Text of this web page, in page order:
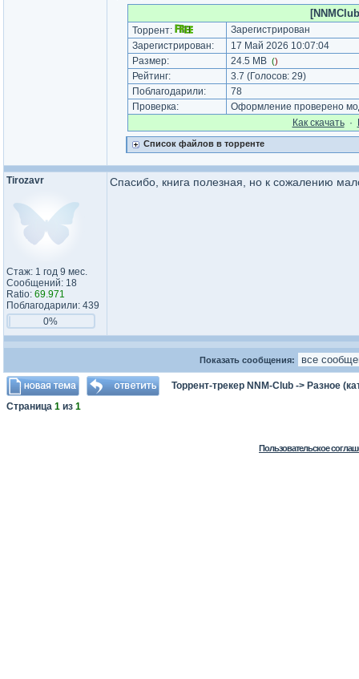
Торрент:
Зарегистрирован
Зарегистрирован:
17 Май 2026 10:07:04
Размер:
24.5 MB ()
Рейтинг: 3.7 (Голосов: 29)
Поблагодарили:
78
Проверка:
Оформление проверено
Как cкачать·
Список файлов в торренте
Tirozavr
Стаж: 1 год 9 мес.
Сообщений: 18
Ratio: 69.971
Поблагодарили: 439
0%
Спасибо, книга полезная, но к сожалению
Показать сообщения:
Торрент-трекер NNM-Club -> Разное
Страница 1 из 1
Пользовательское